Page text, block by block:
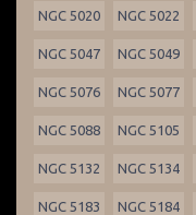
NGC 5020 NGC 5022
NGC 5047 NGC 5049
NGC 5076 NGC 5077
NGC 5088 NGC 5105
NGC 5132 NGC 5134
NGC 5183 NGC 5184